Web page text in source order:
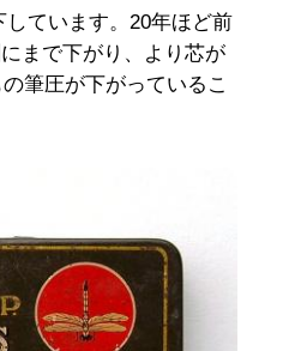
ています。20年ほど前
まで下がり、より芯が
筆圧が下がっているこ